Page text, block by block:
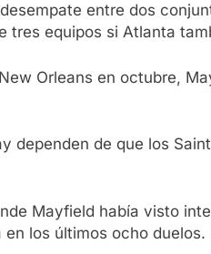
entre dos
tres equipos si Atlanta
Orleans en octubre,
dependen de que los
Mayfield había visto
los últimos ocho duelos.